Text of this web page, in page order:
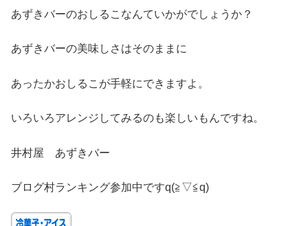
あずきバーのおしるこなんていかがでしょうか？
あずきバーの美味しさはそのままに
あったかおしるこが手軽にできますよ。
いろいろアレンジしてみるのも楽しいもんですね。
井村屋 あずきバー
ブログ村ランキング参加中ですq(≧▽≦q)